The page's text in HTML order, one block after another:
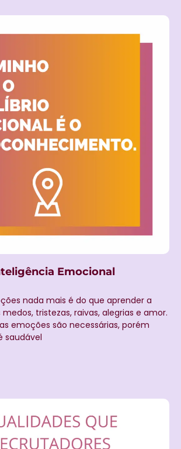
Emocional
nada mais é do que aprender a
tristezas, raivas, alegrias e amor.
emoções são necessárias, porém
saudável